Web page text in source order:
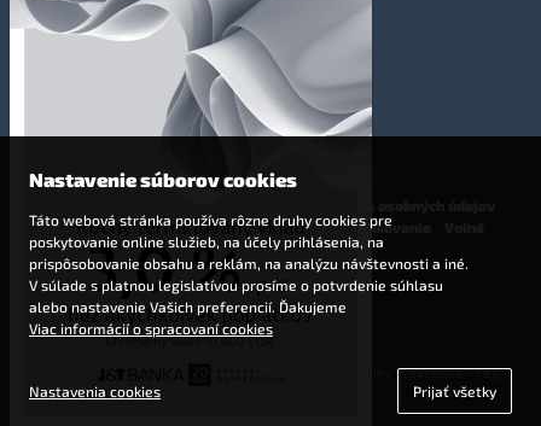
info@totalmoney.sk
Levočská 866, Poprad, 058 01
Cookies-Nastavenia cookies -Finančné sprostredkovanie
pracovné miesta
Affiliate - partnerský program
(samostatný finančný agent, povolenie Národnej banky Slovenska - reg. č.
127292)
Nastavenie súborov cookies
Táto webová stránka používa rôzne druhy cookies pre
poskytovanie online služieb, na účely prihlásenia, na
prispôsobovanie obsahu a reklám, na analýzu návštevnosti a iné.
V súlade s platnou legislatívou prosíme o potvrdenie súhlasu
alebo nastavenie Vašich preferencií. Ďakujeme
Viac informácií o spracovaní cookies
Nastavenia cookies Prijať všetky